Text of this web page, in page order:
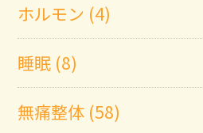
ホルモン (4)
睡眠 (8)
無痛整体 (58)